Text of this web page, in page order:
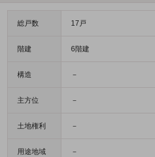
総戸数 17戸
階建 6階建
構造 －
主方位 －
土地権利 －
用途地域 －